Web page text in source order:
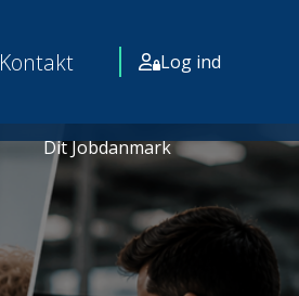
Dit Jobdanmark
Kontakt Log ind